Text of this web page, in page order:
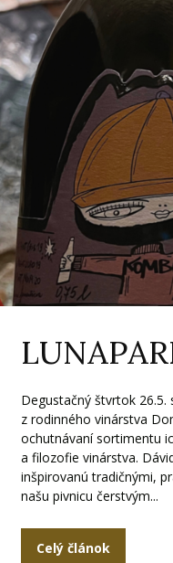
Degustačný štvrtok
z rodinného vinárstva
ochutnávaní sortimentu
a filozofie vinárstva.
inšpirovanú tradičnými,
našu pivnicu čerstvým...
Celý článok